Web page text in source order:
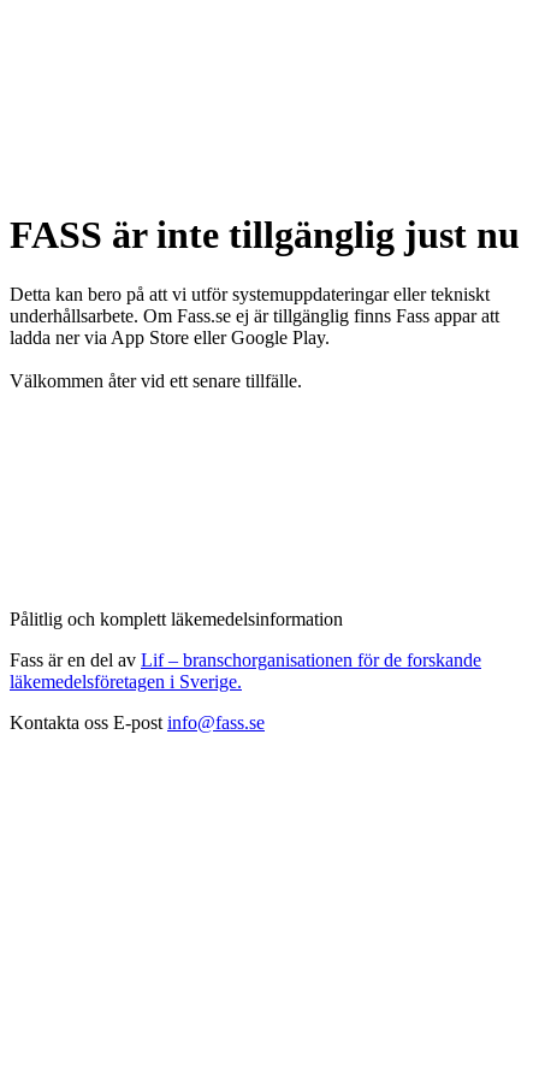
FASS är inte tillgänglig just nu
Detta kan bero på att vi utför systemuppdateringar eller tekniskt
underhållsarbete. Om Fass.se ej är tillgänglig finns Fass appar att
ladda ner via App Store eller Google Play.
Välkommen åter vid ett senare tillfälle.
Pålitlig och komplett läkemedelsinformation
Fass är en del av Lif – branschorganisationen för de forskande
läkemedelsföretagen i Sverige.
Kontakta oss E-post info@fass.se